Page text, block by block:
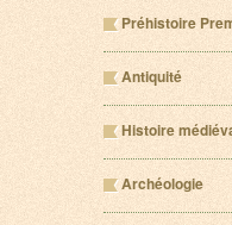
Préhistoire
Antiquité
Histoire
Archéologie